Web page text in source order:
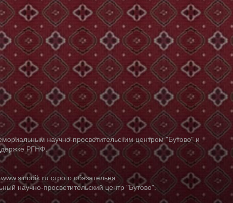
научно-просветительским центром "Бутово" и
РГНФ.
www.sinodik.ru строго обязательна.
научно-просветительский центр "Бутово".